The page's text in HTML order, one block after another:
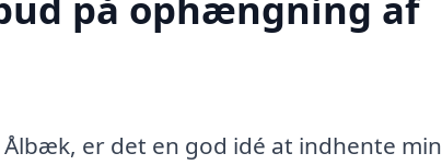
er det en god idé at indhente